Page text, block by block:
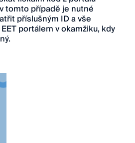
tomto případě je nutné
příslušným ID a vše
portálem v okamžiku, kdy